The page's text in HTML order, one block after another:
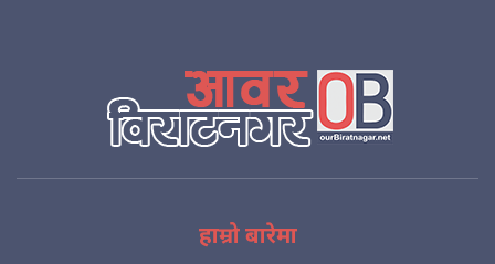
हाम्रो बारेमा